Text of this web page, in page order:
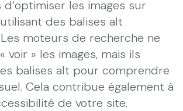
d’optimiser les images sur
des balises alt
moteurs de recherche ne
voir » les images, mais ils
balises alt pour comprendre
Cela contribue également à
de votre site.